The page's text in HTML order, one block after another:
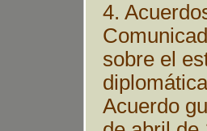
4.
sobre el
Acuerdo